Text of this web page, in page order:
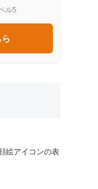
ル5
絵アイコンの表